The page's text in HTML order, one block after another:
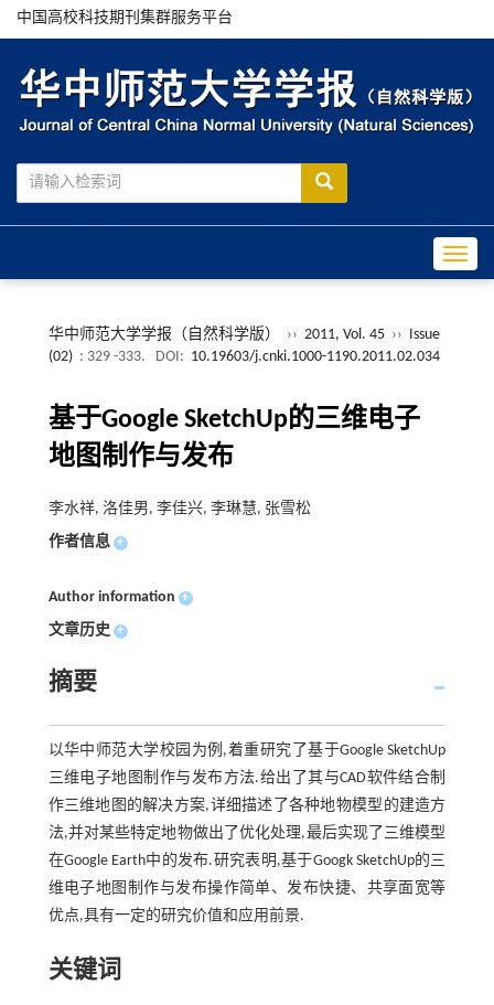
中国高校科技期刊集群服务平台
华中师范大学学报（自然科学版） ›› 2011, Vol. 45 ››
Issue
(02) : 329 -333. DOI: 10.19603/j.cnki.1000-1190.2011.02.034
基于Google SketchUp的三维电子
地图制作与发布
李水祥, 洛佳男, 李佳兴, 李琳慧, 张雪松
作者信息 +
Author information +
文章历史 +
摘要
以华中师范大学校园为例,着重研究了基于Google SketchUp
三维电子地图制作与发布方法.给出了其与CAD软件结合制
作三维地图的解决方案,详细描述了各种地物模型的建造方
法,并对某些特定地物做出了优化处理,最后实现了三维模型
在Google Earth中的发布.研究表明,基于Googk SketchUp的三
维电子地图制作与发布操作简单、发布快捷、共享面宽等
优点,具有一定的研究价值和应用前景.
关键词